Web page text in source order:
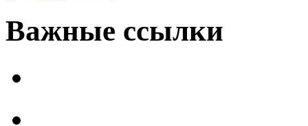
Важные ссылки